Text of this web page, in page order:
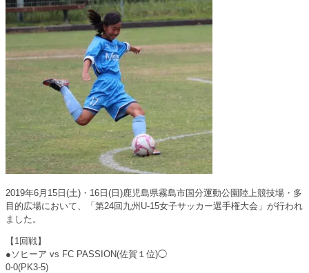
2019年6月15日(土)・16日(日)鹿児島県霧島市国分運動公園陸上競技場・多
目的広場において、「第24回九州U-15女子サッカー選手権大会」が行われ
ました。
【1回戦】
●ソヒーア vs FC PASSION(佐賀１位)◯
0-0(PK3-5)